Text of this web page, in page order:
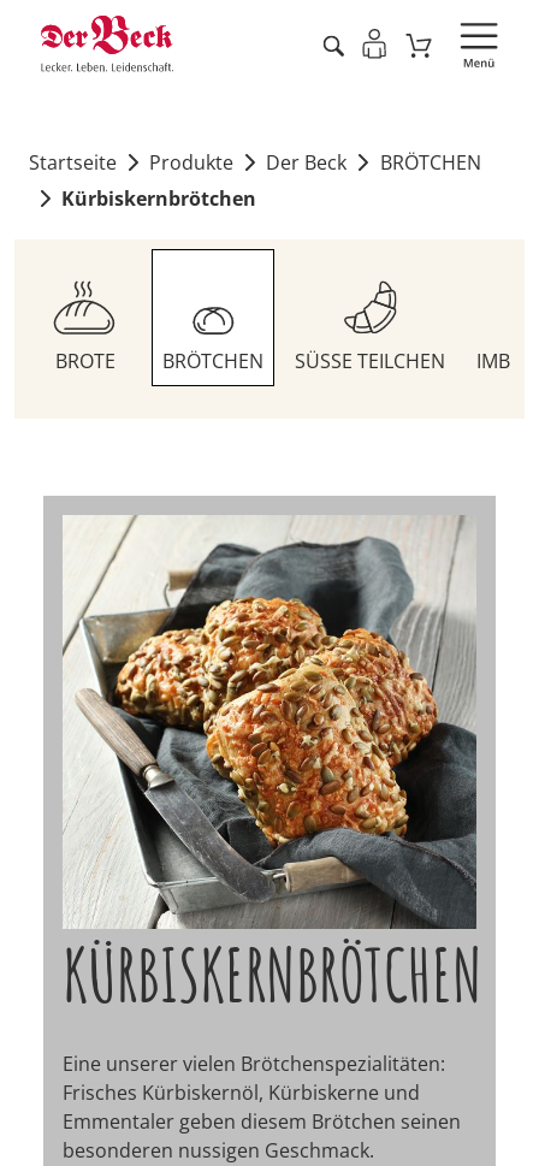
Startseite Produkte Der Beck
BRÖTCHEN
Kürbiskernbrötchen
BROTE BRÖTCHEN SÜSSE TEILCHEN
KÜRBISKERNBRÖTCHEN
Eine unserer vielen Brötchenspezialitäten:
Frisches Kürbiskernöl, Kürbiskerne und
Emmentaler geben diesem Brötchen seinen
besonderen nussigen Geschmack.